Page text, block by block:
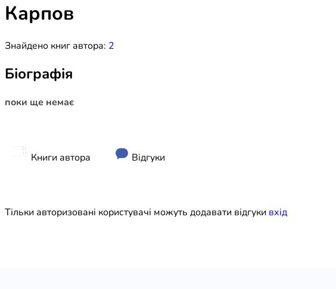
Художня література
Карпов
Знайдено книг автора: 2
Біографія
поки ще немає
Книги автора Відгуки
Тільки авторизовані користувачі можуть додавати відгуки вхiд